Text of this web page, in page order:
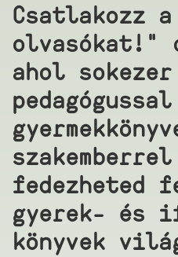
Csatlakozz
olvasókat!"
ahol
fedezheted
gyerek- és
könyvek